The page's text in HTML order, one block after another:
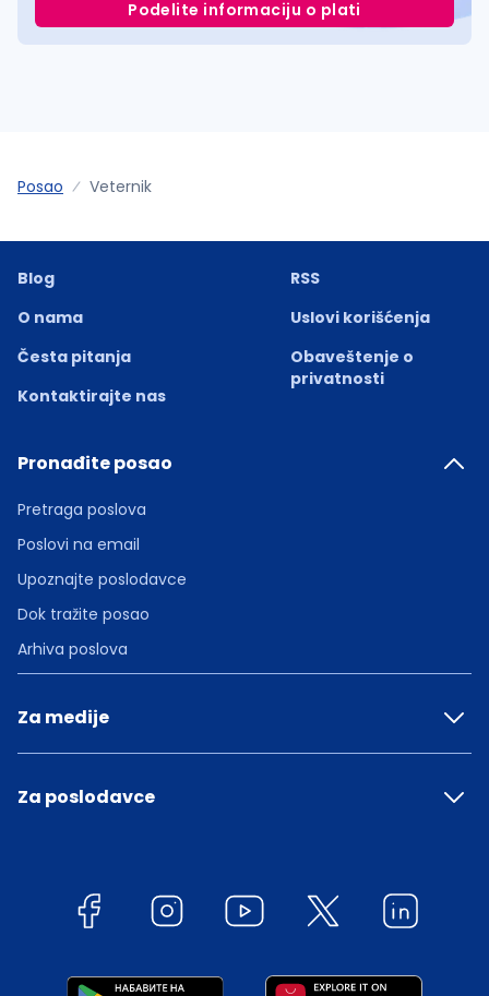
Podelite informaciju o plati
Posao Veternik
Blog
O nama
Česta pitanja
Kontaktirajte nas
RSS
Uslovi korišćenja
Obaveštenje o
privatnosti
Pronađite posao
Pretraga poslova
Poslovi na email
Upoznajte poslodavce
Dok tražite posao
Arhiva poslova
Za medije
Za poslodavce